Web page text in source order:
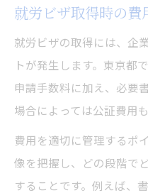
就労ビザ取得時の
就労ビザの取得には、企
トが発生します。東京都
申請手数料に加え、必要
場合によっては公証費用
費用を適切に管理するポ
像を把握し、どの段階で
することです。例えば、